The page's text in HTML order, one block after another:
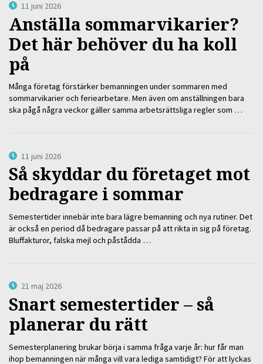
11 juni 2026
Anställa sommarvikarier?
Det här behöver du ha koll
på
Många företag förstärker bemanningen under sommaren med
sommarvikarier och feriearbetare. Men även om anställningen bara
ska pågå några veckor gäller samma arbetsrättsliga regler som …
11 juni 2026
Så skyddar du företaget mot
bedragare i sommar
Semestertider innebär inte bara lägre bemanning och nya rutiner. Det
är också en period då bedragare passar på att rikta in sig på företag.
Bluffakturor, falska mejl och påstådda …
21 maj 2026
Snart semestertider – så
planerar du rätt
Semesterplanering brukar börja i samma fråga varje år: hur får man
ihop bemanningen när många vill vara lediga samtidigt? För att lyckas